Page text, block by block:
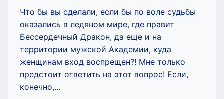
Что бы вы сделали, если бы по воле судьбы
оказались в ледяном мире, где правит
Бессердечный Дракон, да еще и на
территории мужской Академии, куда
женщинам вход воспрещен?! Мне только
предстоит ответить на этот вопрос! Если,
конечно,…